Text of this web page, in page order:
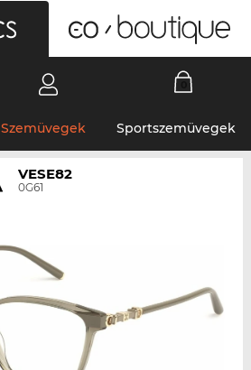
Szemüvegek Sportszemüvegek
VESE82
0G61